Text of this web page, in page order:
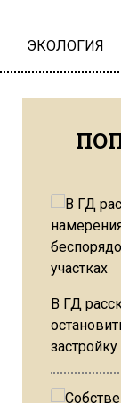
ЭКОЛОГИЯ
В ГД
застройку